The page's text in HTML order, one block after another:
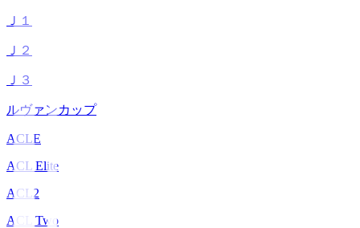
Ｊ１
Ｊ２
Ｊ３
ルヴァンカップ
ACLE
ACL Elite
ACL2
ACL Two